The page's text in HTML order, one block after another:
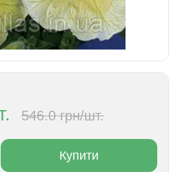
546.0 грн/шт.
Купити